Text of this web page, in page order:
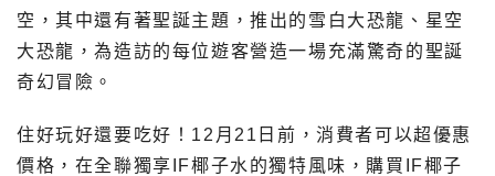
空，其中還有著聖誕主題，推出的雪白大恐龍、星空
大恐龍，為造訪的每位遊客營造一場充滿驚奇的聖誕
奇幻冒險。
住好玩好還要吃好！12月21日前，消費者可以超優惠
價格，在全聯獨享IF椰子水的獨特風味，購買IF椰子